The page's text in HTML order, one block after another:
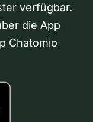
verfügbar.
die App
Chatomio